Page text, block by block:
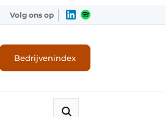
Volg ons op
Bedrijvenindex